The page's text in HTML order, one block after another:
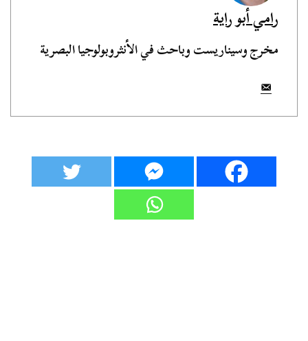
رامي أبو راية
مخرج وسيناريست وباحث في الأنثروبولوجيا البصرية